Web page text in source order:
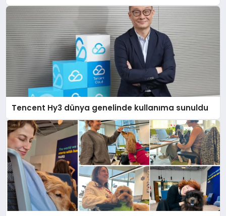
Tencent Hy3 dünya genelinde kullanıma sunuldu